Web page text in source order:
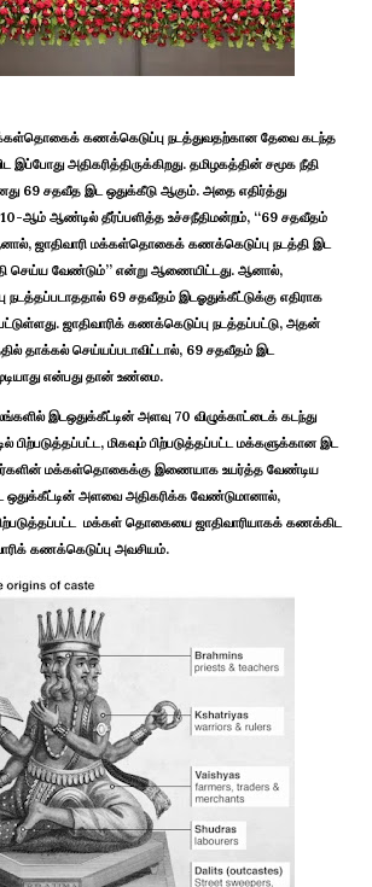
மக்கள்தொகைக் கணக்கெடுப்பு நடத்துவதற்கான தேவை கடந்த
இப்போது அதிகரித்திருக்கிறது. தமிழகத்தின் சமூக நீதி
69 சதவீத இட ஒதுக்கீடு ஆகும். அதை எதிர்த்து
ஆம் ஆண்டில் தீர்ப்பளித்த உச்சநீதிமன்றம், ‘‘69 சதவீதம்
ஜாதிவாரி மக்கள்தொகைக் கணக்கெடுப்பு நடத்தி இட
செய்ய வேண்டும்’’ என்று ஆணையிட்டது. ஆனால்,
நடத்தப்படாததால் 69 சதவீதம் இடஓதுக்கீட்டுக்கு எதிராக
ஜாதிவாரிக் கணக்கெடுப்பு நடத்தப்பட்டு, அதன்
தாக்கல் செய்யப்படாவிட்டால், 69 சதவீதம் இட
என்பது தான் உண்மை.
இடஒதுக்கீட்டின் அளவு 70 விழுக்காட்டைக் கடந்து
பிற்படுத்தப்பட்ட, மிகவும் பிற்படுத்தப்பட்ட மக்களுக்கான இட
மக்கள்தொகைக்கு இணையாக உயர்த்த வேண்டிய
ஒதுக்கீட்டின் அளவை அதிகரிக்க வேண்டுமானால்,
பிற்படுத்தப்பட்ட மக்கள் தொகையை ஜாதிவாரியாகக் கணக்கிட
கணக்கெடுப்பு அவசியம்.